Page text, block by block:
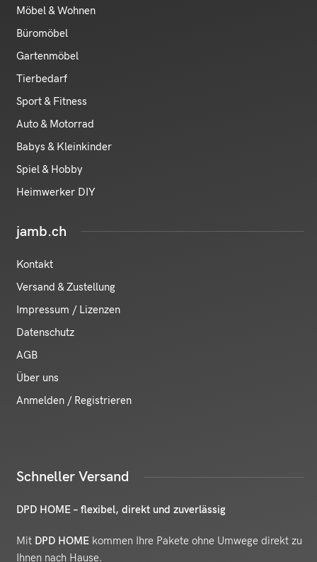
Möbel & Wohnen
Büromöbel
Gartenmöbel
Tierbedarf
Sport & Fitness
Auto & Motorrad
Babys & Kleinkinder
Spiel & Hobby
Heimwerker DIY
jamb.ch
Kontakt
Versand & Zustellung
Impressum / Lizenzen
Datenschutz
AGB
Über uns
Anmelden / Registrieren
Schneller Versand
DPD HOME – flexibel, direkt und zuverlässig
Mit DPD HOME kommen Ihre Pakete ohne Umwege direkt zu
Ihnen nach Hause.